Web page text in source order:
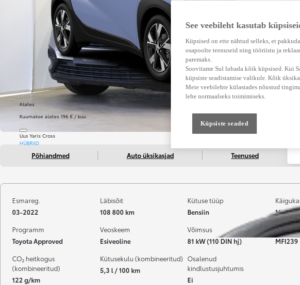
Alates
Kuumakse alates 196 € / kuu
Uus Yaris Cross
HÜBRIID
Põhiandmed Auto üksikasjad Teenused
Esmareg.
03-2022
Läbisõit
108 800 km
Kütuse tüüp
Bensiin
Programm
Toyota Approved
Veoskeem
Esiveoline
Võimsus
81 kW (110 DIN hj)
MFI239
CO₂ heitkogus
(kombineeritud)
122 g/km
Kütusekulu (kombineeritud)
5,3 l / 100 km
Osalenud
kindlustusjuhtumis
Ei
See veebileht kasutab
Küpsised on ette nähtud selleks, et
osapoolte teenuseid ning tööriistu ja
paremaks.
Soovitame Sul lubada kõik küpsised. Kui
küpsiste seadistamise valikule. Kõik
Meie veebilehte külastades nõustud
lehe normaalseks toimimiseks.
Küpsiste seaded